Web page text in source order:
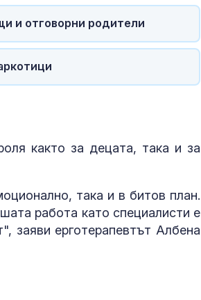
и отговорни родители
както за децата, така и за
така и в битов план.
работа като специалисти е
заяви ерготерапевтът Албена